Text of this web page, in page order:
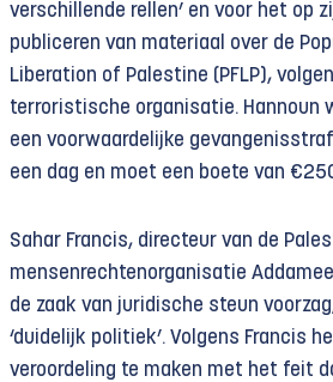
verschillende rellen’ en voor het op
publiceren van materiaal over de
Liberation of Palestine (PFLP),
terroristische organisatie. Hannoun
een voorwaardelijke
een dag en moet een boete van
Sahar Francis, directeur van de
mensenrechtenorganisatie
de zaak van juridische steun
‘duidelijk politiek’. Volgens Francis
veroordeling te maken met het feit